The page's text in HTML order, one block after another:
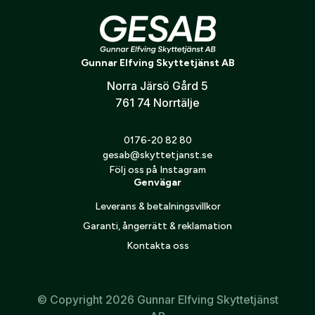
Kombinationen av hög kvalitet, pålitlig funktion och
konsekvent prestanda gör denna ammunition till ett
populärt val bland skyttar som söker noggrannhet och
Verifiera e-post:*
Jag godkänner att mina personuppgifter behandlas enligt
personuppgiftspolicy
Gunnar Elfving Skyttetjänst AB
Norra Järsö Gård 5
761 74 Norrtälje
0176-20 82 80
gesab@skyttetjanst.se
Följ oss på Instagram
Genvägar
Leverans & betalningsvillkor
Garanti, ångerrätt & reklamation
Kontakta oss
© Copyright 2026 Gunnar Elfving Skyttetjänst